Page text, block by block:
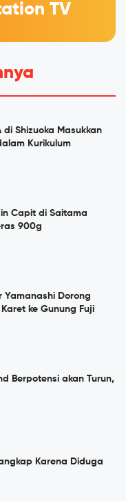
TV
di Shizuoka Masukkan
Kurikulum
Capit di Saitama
900g
Yamanashi Dorong
ke Gunung Fuji
Berpotensi akan Turun,
Karena Diduga